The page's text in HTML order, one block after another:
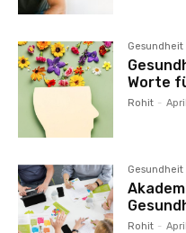
Gesundheit
Worte
Rohit -
Gesundheit
Rohit -